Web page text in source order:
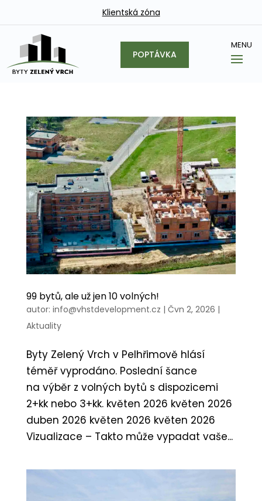
Klientská zóna
POPTÁVKA
99 bytů, ale už jen 10 volných!
autor: info@vhstdevelopment.cz | Čvn 2, 2026 |
Aktuality
Byty Zelený Vrch v Pelhřimově hlásí
téměř vyprodáno. Poslední šance
na výběr z volných bytů s dispozicemi
2+kk nebo 3+kk. květen 2026 květen 2026
duben 2026 květen 2026 květen 2026
Vizualizace – Takto může vypadat vaše...